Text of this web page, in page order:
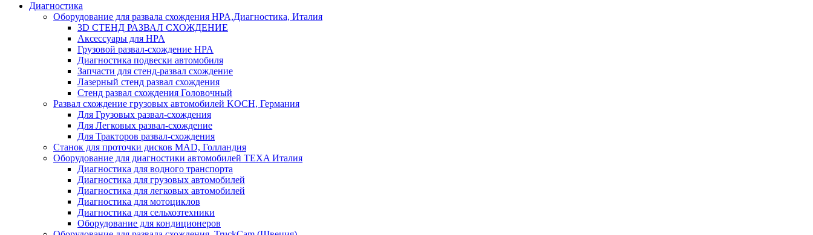
Диагностика
Оборудование для развала схождения HPA,Диагностика, Италия
3D СТЕНД РАЗВАЛ СХОЖДЕНИЕ
Аксессуары для HPA
Грузовой развал-схождение HPA
Диагностика подвески автомобиля
Запчасти для стенд-развал схождение
Лазерный стенд развал схождения
Стенд развал схождения Головочный
Развал схождение грузовых автомобилей KOCH, Германия
Для Грузовых развал-схождения
Для Легковых развал-схождение
Для Тракторов развал-схождения
Станок для проточки дисков MAD, Голландия
Оборудование для диагностики автомобилей TEXA Италия
Диагностика для водного транспорта
Диагностика для грузовых автомобилей
Диагностика для легковых автомобилей
Диагностика для мотоциклов
Диагностика для сельхозтехники
Оборудование для кондиционеров